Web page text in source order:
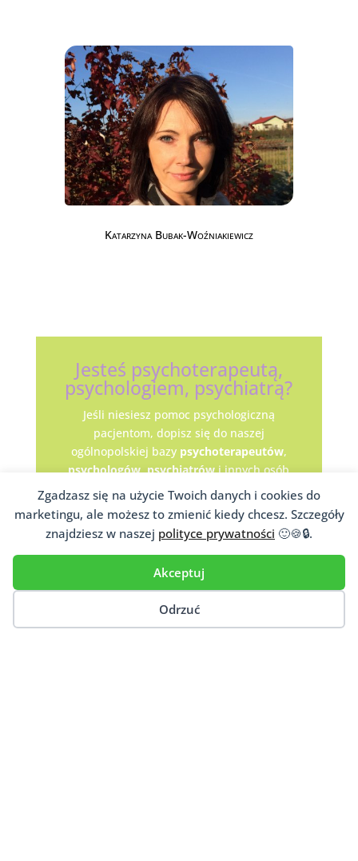
Zgadzasz się na użycie Twoich danych i cookies do
marketingu, ale możesz to zmienić kiedy chcesz. Szczegóły
znajdziesz w naszej polityce prywatności 🙂🍪🔒.
Akceptuj
Odrzuć
Katarzyna Bubak-Woźniakiewicz
Jesteś psychoterapeutą,
psychologiem, psychiatrą?
Jeśli niesiesz pomoc psychologiczną
pacjentom, dopisz się do naszej
ogólnopolskiej bazy psychoterapeutów,
psychologów, psychiatrówi innych osób
niosących psychologiczną pomoc.
Dodaj Gabinet
Ten artykuł porusza takie tematy jak: